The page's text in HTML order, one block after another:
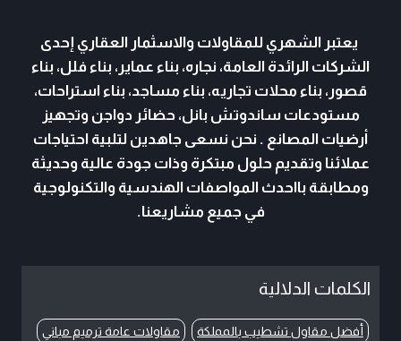
يعتبر الشهري للمقاولات والاسثمار العقاري إحدى
الشركات الرائدة العامة، نجاره، بناء عماير، بناء فلل، بناء
قصور، بناء محلات تجاريه، بناء مساجد، بناء استراحات،
مستودعات ساندوتش بانل، حضائر دواجن وتجهيز
أرضيات المصانع . نحن نسعى جاهدين لتلبية احتياجات
عملائنا وتقديم حلول مبتكرة وذات جودة عالية وحديثة
ومطابقة بااحدث المواصفات الهندسية والتكنولوجية
في جميع مشاريعنا.
الكلمات الدلالية
أفضل مقاول تشطيب بالمملكة
مقاولات عامة ترميم مباني